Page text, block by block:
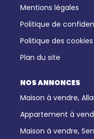
Mentions légales
Politique de
Politique des cookies
Plan du site
NOS ANNONCES
Maison à vendre,
Appartement à
Maison à vendre,